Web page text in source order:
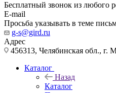
Бесплатный звонок из любого
E-mail
Просьба указывать в теме
g-s@gird.ru
Адрес
456313, Челябинская обл., г.
Каталог
Назад
Каталог